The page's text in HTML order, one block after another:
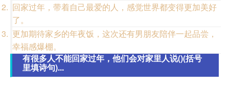
回家过年，带着自己最爱的人，感觉世界都变得更加美好
了。
更加期待家乡的年夜饭，这次还有男朋友陪伴一起品尝，
幸福感爆棚。
有很多人不能回家过年，他们会对家里人说()(括号
里填诗句)...